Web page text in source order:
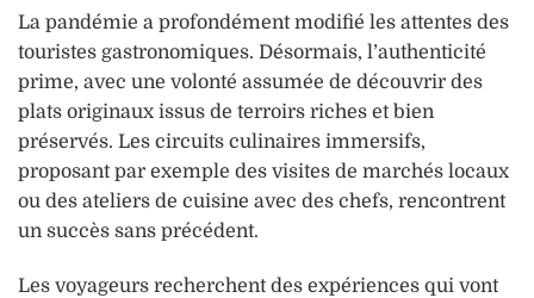
La pandémie a profondément modifié les attentes des
touristes gastronomiques. Désormais, l’authenticité
prime, avec une volonté assumée de découvrir des
plats originaux issus de terroirs riches et bien
préservés. Les circuits culinaires immersifs,
proposant par exemple des visites de marchés locaux
ou des ateliers de cuisine avec des chefs, rencontrent
un succès sans précédent.
Les voyageurs recherchent des expériences qui vont